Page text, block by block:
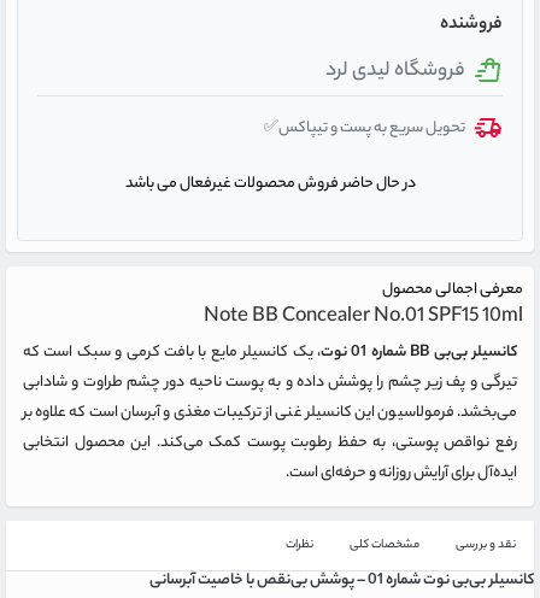
فروشنده
فروشگاه لیدی لرد
تحویل سریع به پست و تیپاکس✅
در حال حاضر فروش محصولات غیرفعال می باشد
معرفی اجمالی محصول
Note BB Concealer No.01 SPF15 10ml
کانسیلر بی‌بی BB شماره 01 نوت
، یک کانسیلر مایع با بافت کرمی و سبک است که
تیرگی و پف زیر چشم را پوشش داده و به پوست ناحیه دور چشم طراوت و شادابی
می‌بخشد. فرمولاسیون این کانسیلر غنی از ترکیبات مغذی و آبرسان است که علاوه بر
رفع نواقص پوستی، به حفظ رطوبت پوست کمک می‌کند. این محصول انتخابی
ایده‌آل برای آرایش روزانه و حرفه‌ای است.
نقد و بررسی مشخصات کلی نظرات
کانسیلر بی‌بی نوت شماره 01 – پوشش بی‌نقص با خاصیت آبرسانی